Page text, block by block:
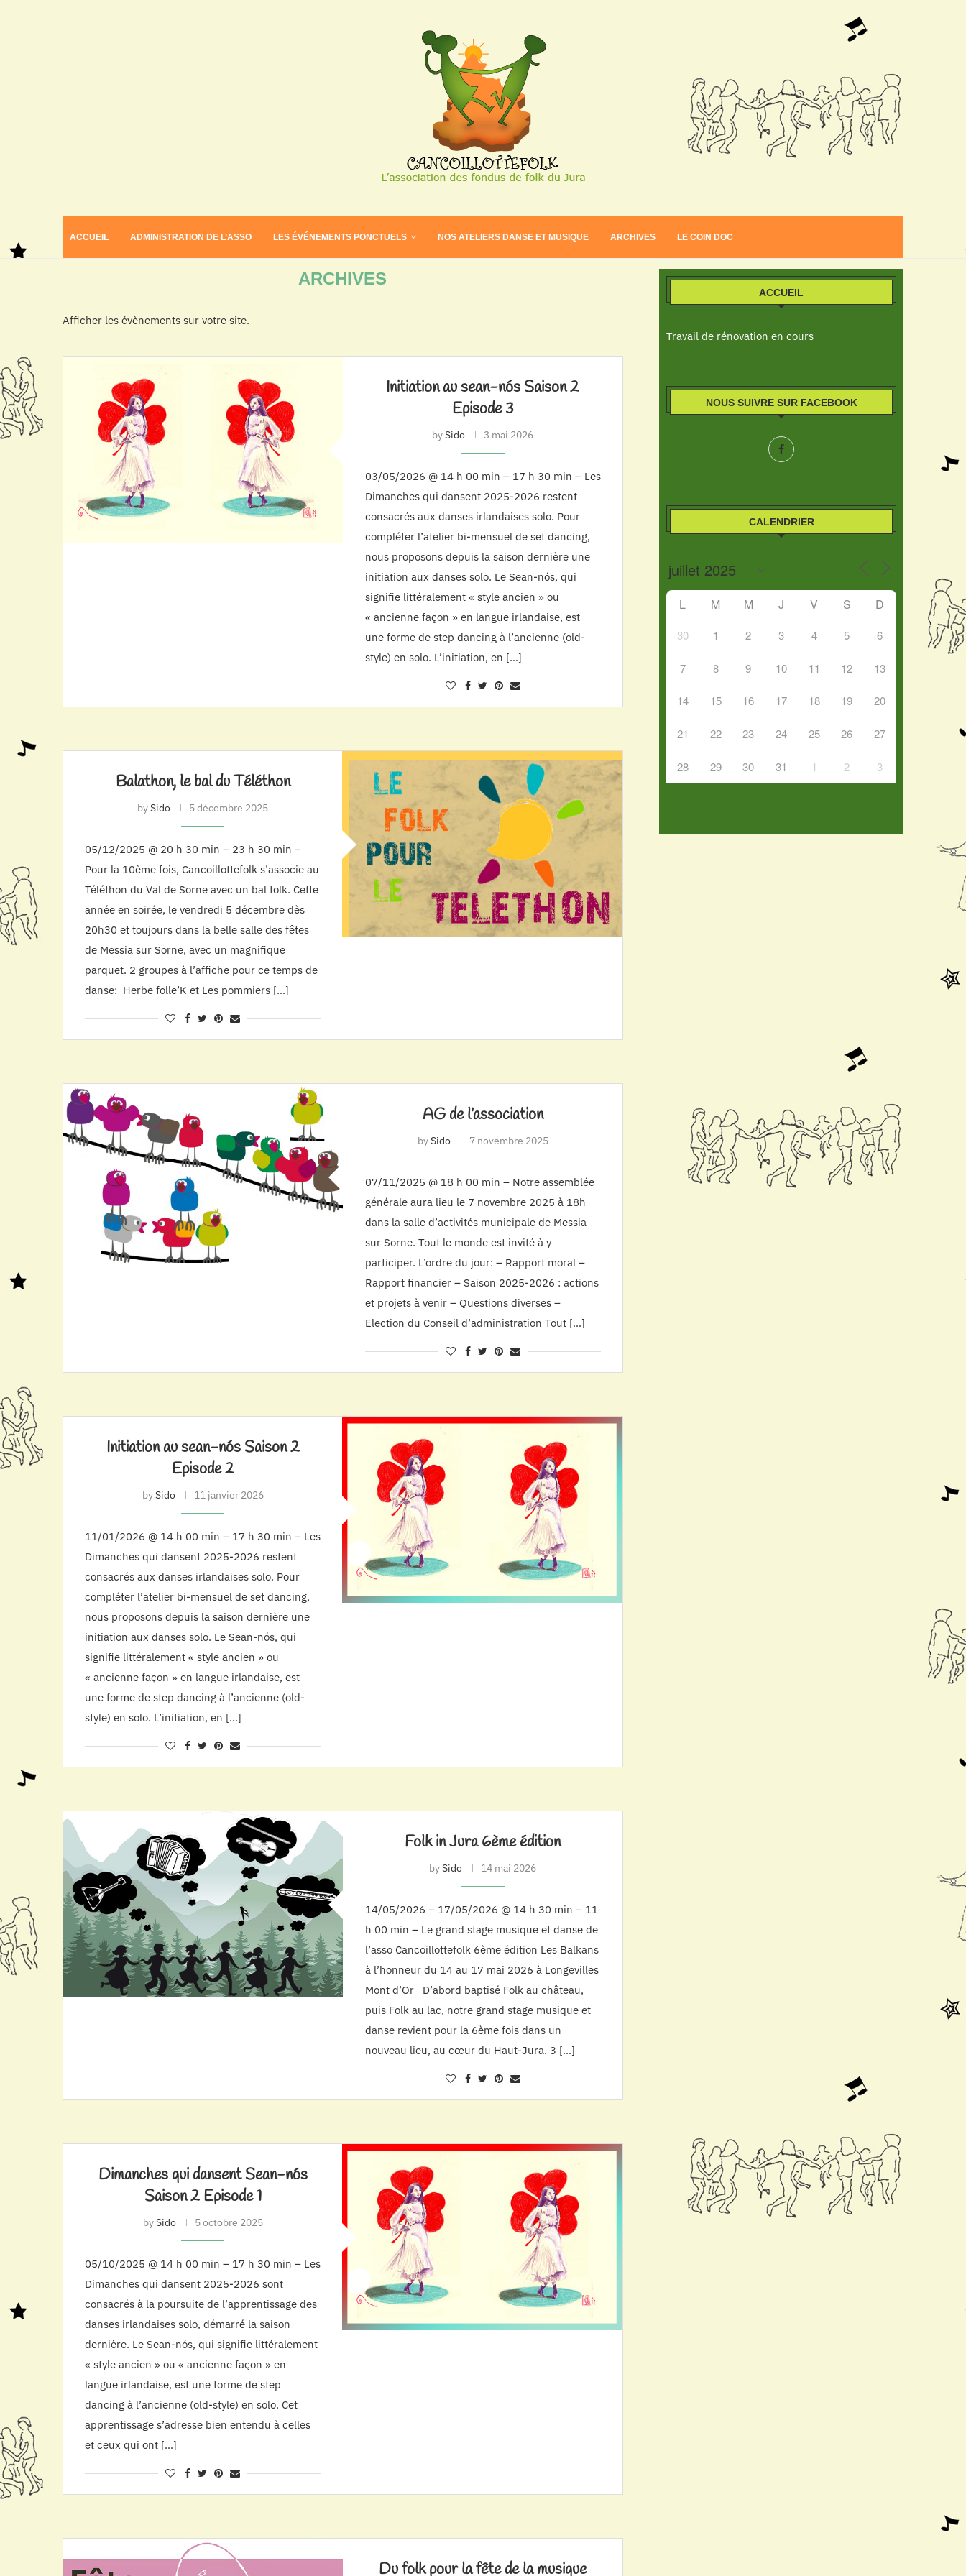
ACCUEIL ADMINISTRATION DE L’ASSO LES ÉVÉNEMENTS PONCTUELS NOS ATELIERS DANSE ET MUSIQUE ARCHIVES LE COIN DOC
ARCHIVES
Afficher les évènements sur votre site.
Initiation au sean-nós Saison 2
Episode 3
bySido 3 mai 2026
03/05/2026 @ 14 h 00 min – 17 h 30 min – Les
Dimanches qui dansent 2025-2026 restent
consacrés aux danses irlandaises solo. Pour
compléter l’atelier bi-mensuel de set dancing,
nous proposons depuis la saison dernière une
initiation aux danses solo. Le Sean-nós, qui
signifie littéralement « style ancien » ou
« ancienne façon » en langue irlandaise, est
une forme de step dancing à l’ancienne (old-
style) en solo. L’initiation, en […]
Balathon, le bal du Téléthon
bySido 5 décembre 2025
05/12/2025 @ 20 h 30 min – 23 h 30 min –
Pour la 10ème fois, Cancoillottefolk s’associe au
Téléthon du Val de Sorne avec un bal folk. Cette
année en soirée, le vendredi 5 décembre dès
20h30 et toujours dans la belle salle des fêtes
de Messia sur Sorne, avec un magnifique
parquet. 2 groupes à l’affiche pour ce temps de
danse: Herbe folle’K et Les pommiers […]
AG de l’association
bySido 7 novembre 2025
07/11/2025 @ 18 h 00 min – Notre assemblée
générale aura lieu le 7 novembre 2025 à 18h
dans la salle d’activités municipale de Messia
sur Sorne. Tout le monde est invité à y
participer. L’ordre du jour: – Rapport moral –
Rapport financier – Saison 2025-2026 : actions
et projets à venir – Questions diverses –
Election du Conseil d’administration Tout […]
Initiation au sean-nós Saison 2
Episode 2
bySido 11 janvier 2026
11/01/2026 @ 14 h 00 min – 17 h 30 min – Les
Dimanches qui dansent 2025-2026 restent
consacrés aux danses irlandaises solo. Pour
compléter l’atelier bi-mensuel de set dancing,
nous proposons depuis la saison dernière une
initiation aux danses solo. Le Sean-nós, qui
signifie littéralement « style ancien » ou
« ancienne façon » en langue irlandaise, est
une forme de step dancing à l’ancienne (old-
style) en solo. L’initiation, en […]
Folk in Jura 6ème édition
bySido 14 mai 2026
14/05/2026 – 17/05/2026 @ 14 h 30 min – 11
h 00 min – Le grand stage musique et danse de
l’asso Cancoillottefolk 6ème édition Les Balkans
à l’honneur du 14 au 17 mai 2026 à Longevilles
Mont d’Or D’abord baptisé Folk au château,
puis Folk au lac, notre grand stage musique et
danse revient pour la 6ème fois dans un
nouveau lieu, au cœur du Haut-Jura. 3 […]
Dimanches qui dansent Sean-nós
Saison 2 Episode 1
bySido 5 octobre 2025
05/10/2025 @ 14 h 00 min – 17 h 30 min – Les
Dimanches qui dansent 2025-2026 sont
consacrés à la poursuite de l’apprentissage des
danses irlandaises solo, démarré la saison
dernière. Le Sean-nós, qui signifie littéralement
« style ancien » ou « ancienne façon » en
langue irlandaise, est une forme de step
dancing à l’ancienne (old-style) en solo. Cet
apprentissage s’adresse bien entendu à celles
et ceux qui ont […]
Du folk pour la fête de la musique
ACCUEIL
Travail de rénovation en cours
NOUS SUIVRE SUR FACEBOOK
CALENDRIER
L M M J V S D
30 1 2 3 4 5 6
7 8 9 10 11 12 13
14 15 16 17 18 19 20
21 22 23 24 25 26 27
28 29 30 31 1 2 3